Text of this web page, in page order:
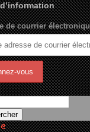
de courrier